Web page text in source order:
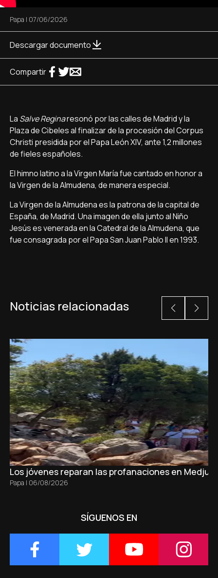
Papa | 07/06/2026
Descargar documento
Compartir
La Salve Reginaresonó por las calles de Madrid y la
Plaza de Cibeles al finalizar de la procesión del Corpus
Christi presidida por el Papa León XIV, ante 1,2 millones
de fieles españoles.
El himno latino a la Virgen María fue cantado en honor a
la Virgen de la Almudena, de manera especial.
La Virgen de la Almudena es la patrona de la capital de
España, de Madrid. Una imagen de ella junto al Niño
Jesús es venerada en la Catedral de la Almudena, que
fue consagrada por el Papa San Juan Pablo II en 1993.
Noticias relacionadas
Los jóvenes reparan las profanaciones en
Papa | 06/08/2026
SÍGUENOS EN